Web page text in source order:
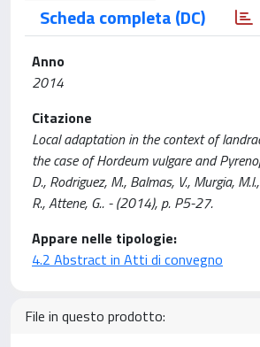
Scheda completa (DC)
Anno
2014
Citazione
Local adaptation in the context of
the case of Hordeum vulgare and
D., Rodriguez, M., Balmas, V., Murgia,
R., Attene, G.. - (2014), p. P5-27.
Appare nelle tipologie:
4.2 Abstract in Atti di convegno
File in questo prodotto: